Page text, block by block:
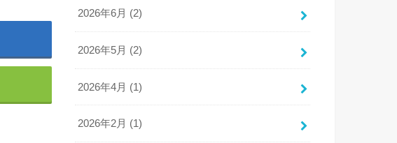
2026年6月 (2)
2026年5月 (2)
2026年4月 (1)
2026年2月 (1)